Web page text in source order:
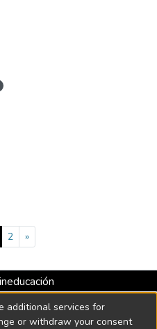
2 »
Institucional hasta 2026 -
2158 de 2018
additional services for
or withdraw your consent